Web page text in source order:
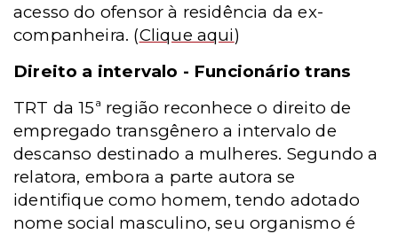
acesso do ofensor à residência da ex-
companheira. (Clique aqui)
Direito a intervalo - Funcionário trans
TRT da 15ª região reconhece o direito de
empregado transgênero a intervalo de
descanso destinado a mulheres. Segundo a
relatora, embora a parte autora se
identifique como homem, tendo adotado
nome social masculino, seu organismo é